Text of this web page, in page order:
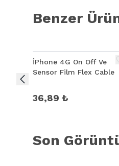
Benzer
İPhone 4G On Off Ve
Sensor Film Flex Cable
36,89 ₺
Son